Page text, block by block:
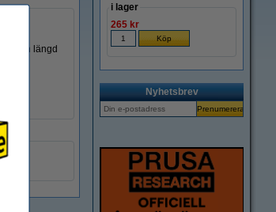
har en längd
i lager
265 kr
Nyhetsbrev